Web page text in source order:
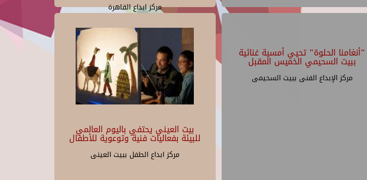
مركز ابداع القاهرة
بيت العيني يحتفي باليوم العالمي
للبيئة بفعاليات فنية وتوعوية للأطفال
مركز ابداع الطفل ببيت العينى
"أنغامنا الحلوة" تحيي أمسية غنائية
ببيت السحيمي الخميس المقبل
مركز الإبداع الفنى ببيت السحيمى